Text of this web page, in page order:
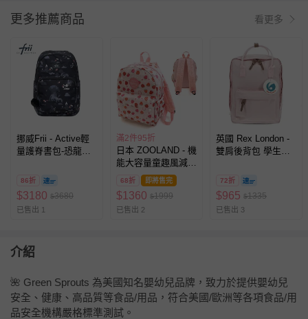
更多推薦商品 看更多
挪威Frii - Active輕
量護脊書包-恐龍黑
86折
$3180 $3680
已售出 1
滿2件95折
日本 ZOOLAND - 機
能大容量童趣風減壓
兒童背包(14L)-鮮嫩
草莓-粉紅
(35x26x14cm)
68折 即將售完
$1360 $1999
已售出 2
英國 Rex London -
雙肩後背包 學生包
粉色
72折
$965 $1335
已售出 3
介紹
🌺 Green Sprouts 為美國知名嬰幼兒品牌，致力於提供嬰幼兒
安全、健康、高品質等食品/用品，符合美國/歐洲等各項食品/用
品安全機構嚴格標準測試。